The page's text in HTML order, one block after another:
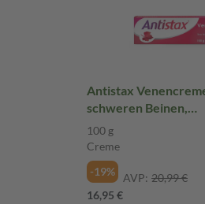
Antistax
schweren Beinen,
Venenschwäche &
100 g Creme
100 g
Creme
-19%
AVP: 20,99 €
16,95 €